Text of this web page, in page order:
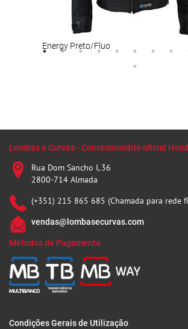
Energy Preto/Fluo
Lombas e Curvas - Concessionário oficial
Rua Dom Sancho I, 36
2800-714 Almada
(+351) 215 865 685 (Chamada para rede
vendas@lombasecurvas.com
Métodos de Pagamento
Condições Gerais de Utilização